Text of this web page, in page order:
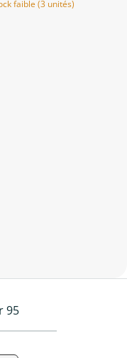
faible (3 unités)
95